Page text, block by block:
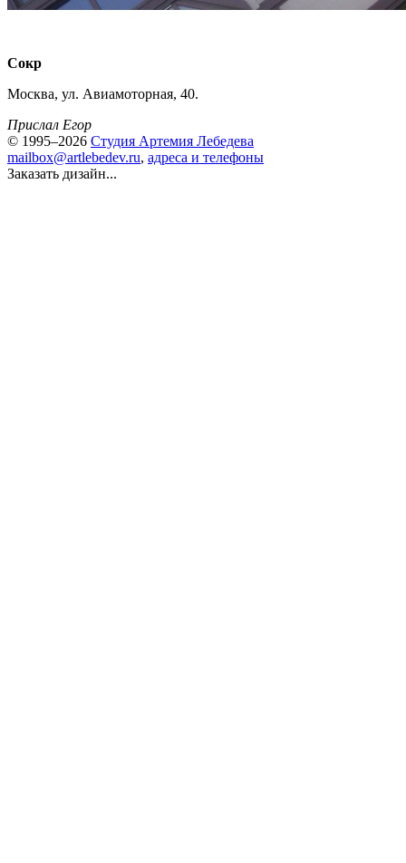
Сокр
Москва, ул. Авиамоторная, 40.
Прислал Егор
© 1995–2026 Студия Артемия Лебедева
mailbox@artlebedev.ru, адреса и телефоны
Заказать дизайн...